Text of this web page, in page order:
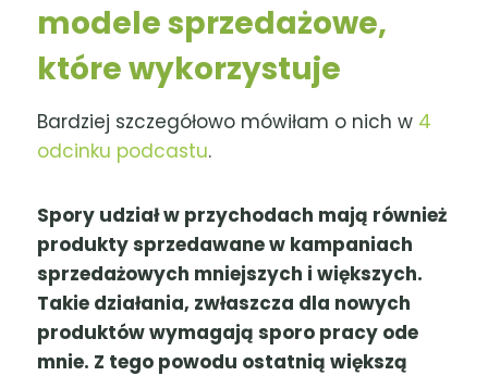
modele sprzedażowe,
które wykorzystuje
Bardziej szczegółowo mówiłam o nich w 4
odcinku podcastu.
Spory udział w przychodach mają również
produkty sprzedawane w kampaniach
sprzedażowych mniejszych i większych.
Takie działania, zwłaszcza dla nowych
produktów wymagają sporo pracy ode
mnie. Z tego powodu ostatnią większą